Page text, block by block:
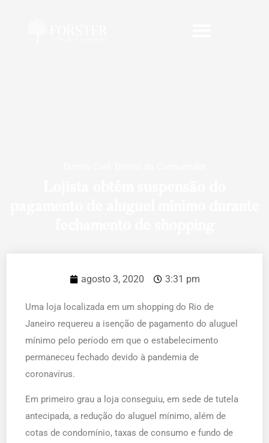
agosto 3, 2020 3:31 pm
Uma loja localizada em um shopping do Rio de
Janeiro requereu a isenção de pagamento do aluguel
mínimo pelo período em que o estabelecimento
permaneceu fechado devido à pandemia de
coronavírus.
Em primeiro grau a loja conseguiu, em sede de tutela
antecipada, a redução do aluguel mínimo, além de
cotas de condomínio, taxas de consumo e fundo de